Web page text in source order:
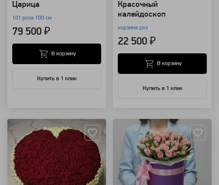
Царица
101 роза 100 см
79 500 ₽
Купить в 1 клик
В корзину
Красочный
калейдоскоп
корзина роз
22 500 ₽
Купить в 1 клик
В корзину